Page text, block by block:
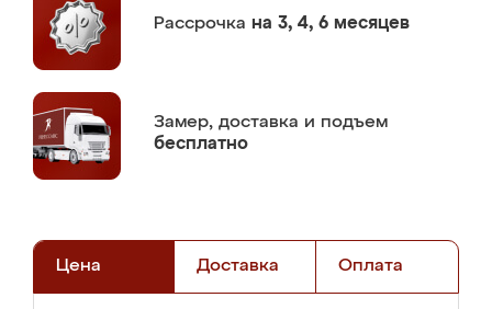
Рассрочка на 3, 4, 6 месяцев
Замер, доставка и подъем
бесплатно
Цена Доставка Оплата